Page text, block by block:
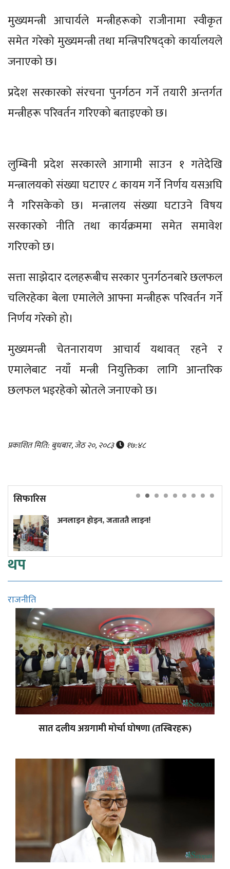
मुख्यमन्त्री आचार्यले मन्त्रीहरूको राजीनामा स्वीकृत
समेत गरेको मुख्यमन्त्री तथा मन्त्रिपरिषद्को कार्यालयले
जनाएको छ।
प्रदेश सरकारको संरचना पुनर्गठन गर्ने तयारी अन्तर्गत
मन्त्रीहरू परिवर्तन गरिएको बताइएको छ।
लुम्बिनी प्रदेश सरकारले आगामी साउन १ गतेदेखि
मन्त्रालयको संख्या घटाएर ८ कायम गर्ने निर्णय यसअघि
नै गरिसकेको छ। मन्त्रालय संख्या घटाउने विषय
सरकारको नीति तथा कार्यक्रममा समेत समावेश
गरिएको छ।
सत्ता साझेदार दलहरूबीच सरकार पुनर्गठनबारे छलफल
चलिरहेका बेला एमालेले आफ्ना मन्त्रीहरू परिवर्तन गर्ने
निर्णय गरेको हो।
मुख्यमन्त्री चेतनारायण आचार्य यथावत् रहने र
एमालेबाट नयाँ मन्त्री नियुक्तिका लागि आन्तरिक
छलफल भइरहेको स्रोतले जनाएको छ।
प्रकाशित मिति: बुधबार, जेठ २०, २०८३ १७:४८
सिफारिस
होइन, जताततै लाइन!
थप
राजनीति
सात दलीय अग्रगामी मोर्चा घोषणा (तस्बिरहरू)